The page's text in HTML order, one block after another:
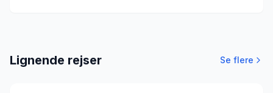
Lignende rejser Se flere